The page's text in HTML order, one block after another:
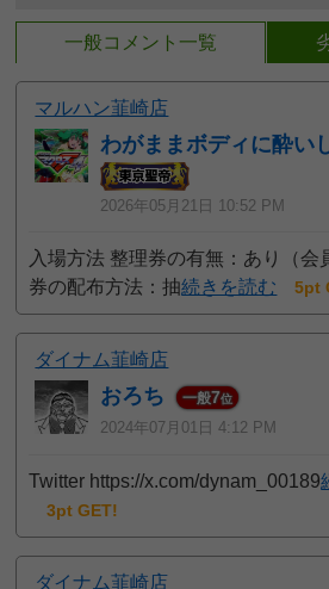
一般コメント一覧
マルハン韮崎店
わがままボディに酔い
2026年05月21日 10:52 PM
入場方法 整理券の有無：あり（会
券の配布方法：抽続きを読む 5pt
ダイナム韮崎店
おろち 一般7位
2024年07月01日 4:12 PM
Twitter https://x.com/dynam_00189
3pt GET!
ダイナム韮崎店